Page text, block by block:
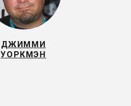
ДЖИММИ
УОРКМЭН